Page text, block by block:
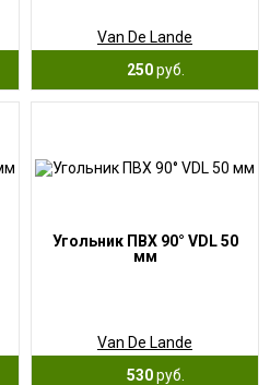
Van De Lande
250руб.
Угольник ПВХ 90° VDL 50
мм
Van De Lande
530руб.